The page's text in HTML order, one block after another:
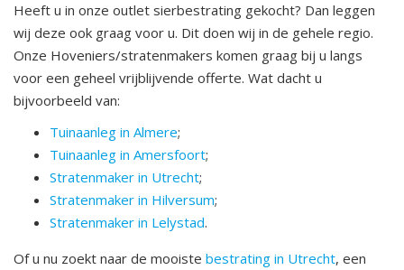
Heeft u in onze outlet sierbestrating gekocht? Dan leggen
wij deze ook graag voor u. Dit doen wij in de gehele regio.
Onze Hoveniers/stratenmakers komen graag bij u langs
voor een geheel vrijblijvende offerte. Wat dacht u
bijvoorbeeld van:
Tuinaanleg in Almere;
Tuinaanleg in Amersfoort;
Stratenmaker in Utrecht;
Stratenmaker in Hilversum;
Stratenmaker in Lelystad.
Of u nu zoekt naar de mooiste bestrating in Utrecht, een